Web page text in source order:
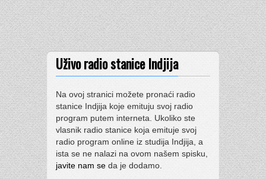
Uživo radio stanice Indjija
Na ovoj stranici možete pronaći radio
stanice Indjija koje emituju svoj radio
program putem interneta. Ukoliko ste
vlasnik radio stanice koja emituje svoj
radio program online iz studija Indjija, a
ista se ne nalazi na ovom našem spisku,
javite nam se da je dodamo.